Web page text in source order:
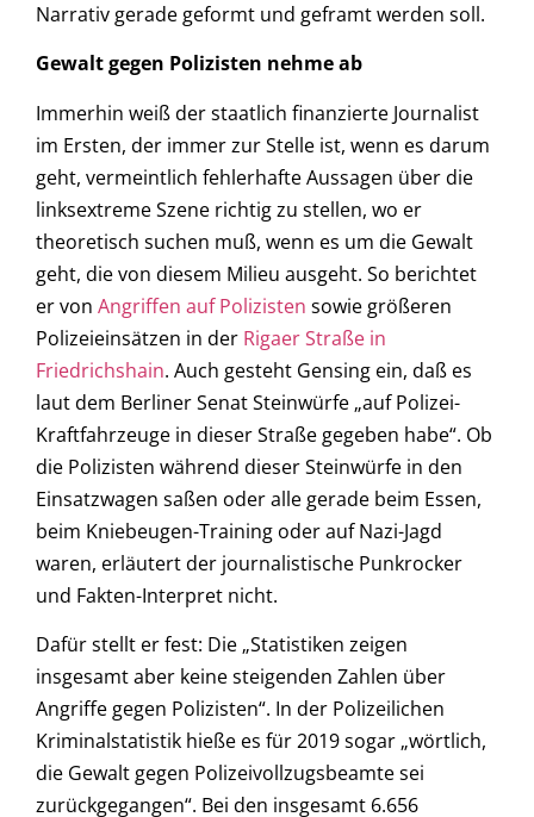
Narrativ gerade geformt und geframt werden soll.
Gewalt gegen Polizisten nehme ab
Immerhin weiß der staatlich finanzierte Journalist
im Ersten, der immer zur Stelle ist, wenn es darum
geht, vermeintlich fehlerhafte Aussagen über die
linksextreme Szene richtig zu stellen, wo er
theoretisch suchen muß, wenn es um die Gewalt
geht, die von diesem Milieu ausgeht. So berichtet
er von Angriffen auf Polizisten sowie größeren
Polizeieinsätzen in der Rigaer Straße in
Friedrichshain. Auch gesteht Gensing ein, daß es
laut dem Berliner Senat Steinwürfe „auf Polizei-
Kraftfahrzeuge in dieser Straße gegeben habe“. Ob
die Polizisten während dieser Steinwürfe in den
Einsatzwagen saßen oder alle gerade beim Essen,
beim Kniebeugen-Training oder auf Nazi-Jagd
waren, erläutert der journalistische Punkrocker
und Fakten-Interpret nicht.
Dafür stellt er fest: Die „Statistiken zeigen
insgesamt aber keine steigenden Zahlen über
Angriffe gegen Polizisten“. In der Polizeilichen
Kriminalstatistik hieße es für 2019 sogar „wörtlich,
die Gewalt gegen Polizeivollzugsbeamte sei
zurückgegangen“. Bei den insgesamt 6.656